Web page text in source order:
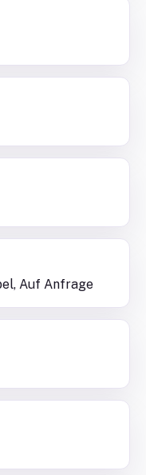
Auf Anfrage